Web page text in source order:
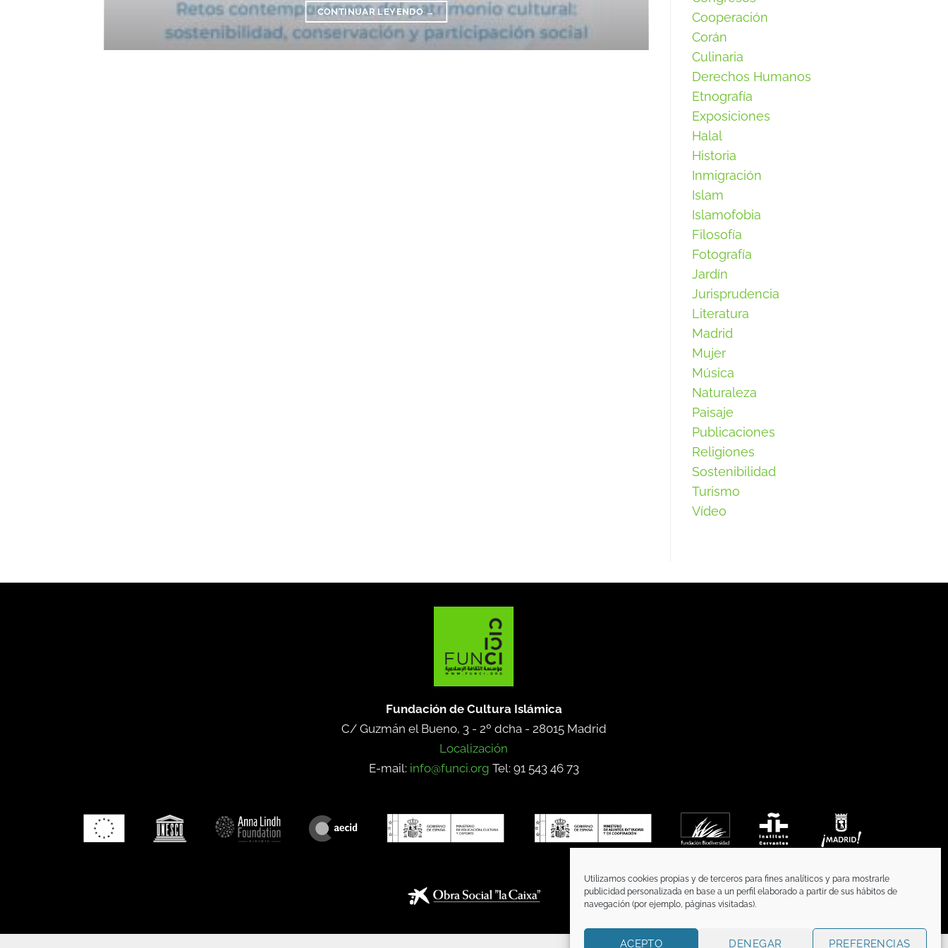
Utilizamos cookies propias y de terceros para fines analíticos y para mostrarle
publicidad personalizada en base a un perfil elaborado a partir de sus hábitos de
navegación (por ejemplo, páginas visitadas).
ACEPTO DENEGAR PREFERENCIAS
CONTINUAR LEYENDO →
Cooperación
Corán
Culinaria
Derechos Humanos
Etnografía
Exposiciones
Halal
Historia
Inmigración
Islam
Islamofobia
Filosofía
Fotografía
Jardín
Jurisprudencia
Literatura
Madrid
Mujer
Música
Naturaleza
Paisaje
Publicaciones
Religiones
Sostenibilidad
Turismo
Vídeo
Fundación de Cultura Islámica
C/ Guzmán el Bueno, 3 - 2º dcha - 28015 Madrid
Localización
E-mail: info@funci.org Tel: 91 543 46 73